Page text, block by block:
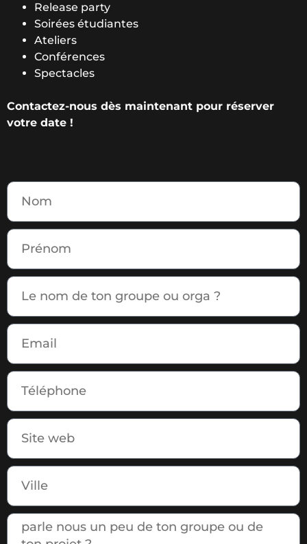
Release party
Soirées étudiantes
Ateliers
Conférences
Spectacles
Contactez-nous dès maintenant pour réserver
votre date !